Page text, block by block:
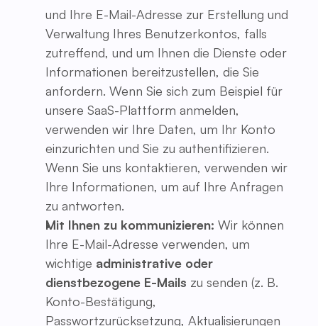
und Ihre E-Mail-Adresse zur Erstellung und
Verwaltung Ihres Benutzerkontos, falls
zutreffend, und um Ihnen die Dienste oder
Informationen bereitzustellen, die Sie
anfordern. Wenn Sie sich zum Beispiel für
unsere SaaS-Plattform anmelden,
verwenden wir Ihre Daten, um Ihr Konto
einzurichten und Sie zu authentifizieren.
Wenn Sie uns kontaktieren, verwenden wir
Ihre Informationen, um auf Ihre Anfragen
zu antworten.
Mit Ihnen zu kommunizieren: Wir können
Ihre E-Mail-Adresse verwenden, um
wichtige administrative oder
dienstbezogene E-Mails zu senden (z. B.
Konto-Bestätigung,
Passwortzurücksetzung, Aktualisierungen